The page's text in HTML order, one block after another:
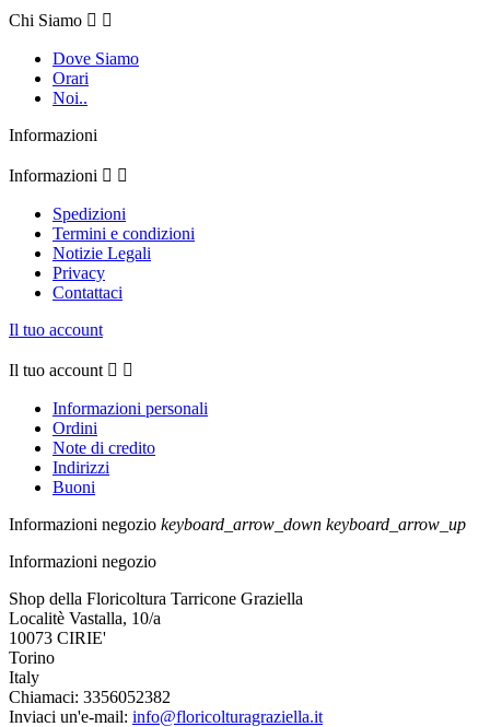
Chi Siamo  
Dove Siamo
Orari
Noi..
Informazioni
Informazioni  
Spedizioni
Termini e condizioni
Notizie Legali
Privacy
Contattaci
Il tuo account
Il tuo account  
Informazioni personali
Ordini
Note di credito
Indirizzi
Buoni
Informazioni negozio keyboard_arrow_down keyboard_arrow_up
Informazioni negozio
Shop della Floricoltura Tarricone Graziella
Localitè Vastalla, 10/a
10073 CIRIE'
Torino
Italy
Chiamaci: 3356052382
Inviaci un'e-mail: info@floricolturagraziella.it